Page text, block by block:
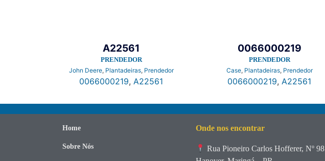
John Deere, Plantadeiras, Prendedor
PRENDEDOR
A22561
0066000219, A22561
Case, Plantadeiras, Prendedor
PRENDEDOR
0066000219
0066000219, A22561
Home
Sobre Nós
Onde nos encontrar
Rua Pioneiro Carlos Hofferer, Nº 98